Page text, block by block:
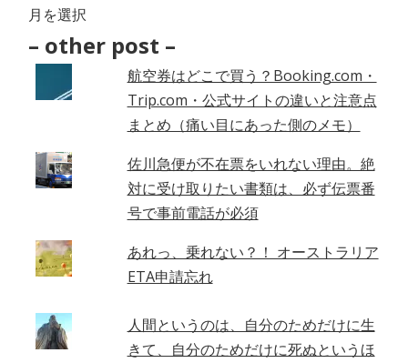
–
Archives
– other post –
航空券はどこで買う？Booking.com・
Trip.com・公式サイトの違いと注意点
まとめ（痛い目にあった側のメモ）
佐川急便が不在票をいれない理由。絶
対に受け取りたい書類は、必ず伝票番
号で事前電話が必須
あれっ、乗れない？！ オーストラリア
ETA申請忘れ
人間というのは、自分のためだけに生
きて、自分のためだけに死ぬというほ